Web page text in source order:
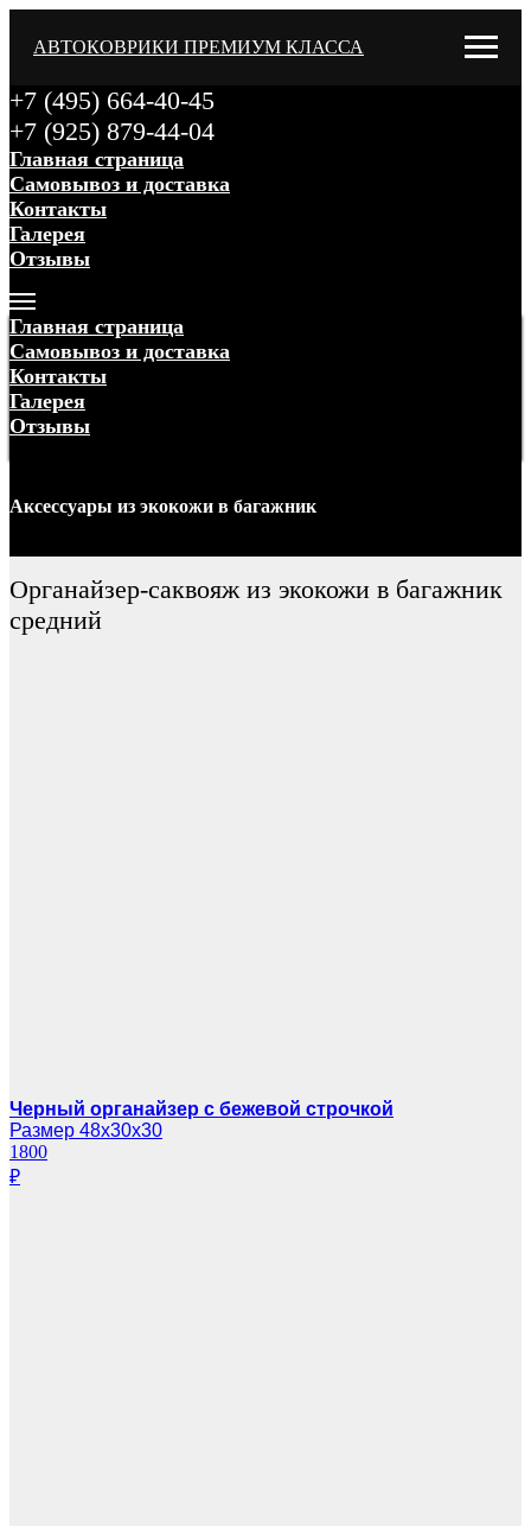
АВТОКОВРИКИ ПРЕМИУМ КЛАССА
+7 (495) 664-40-45
+7 (925) 879-44-04
Главная страница
Самовывоз и доставка
Контакты
Галерея
Отзывы
Главная страница
Самовывоз и доставка
Контакты
Галерея
Отзывы
Аксессуары из экокожи в багажник
Органайзер-саквояж из экокожи в багажник
средний
Черный органайзер с бежевой строчкой
Размер 48х30х30
1800
₽